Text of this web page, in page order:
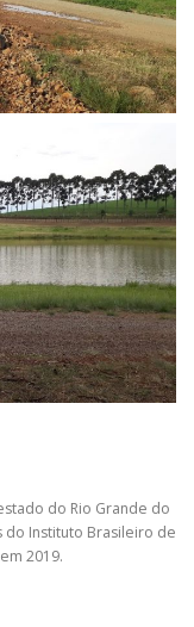
do Rio Grande do
do Instituto Brasileiro de
2019.